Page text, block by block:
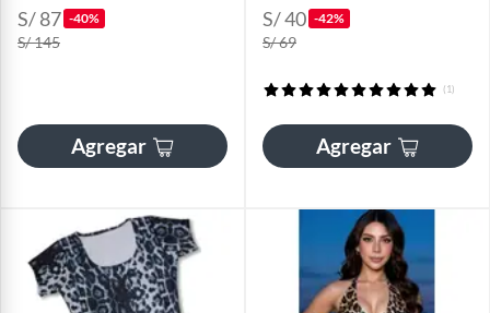
S/ 87 -40%
S/ 145
Agregar
S/ 40 -42%
S/ 69
(1)
Agregar